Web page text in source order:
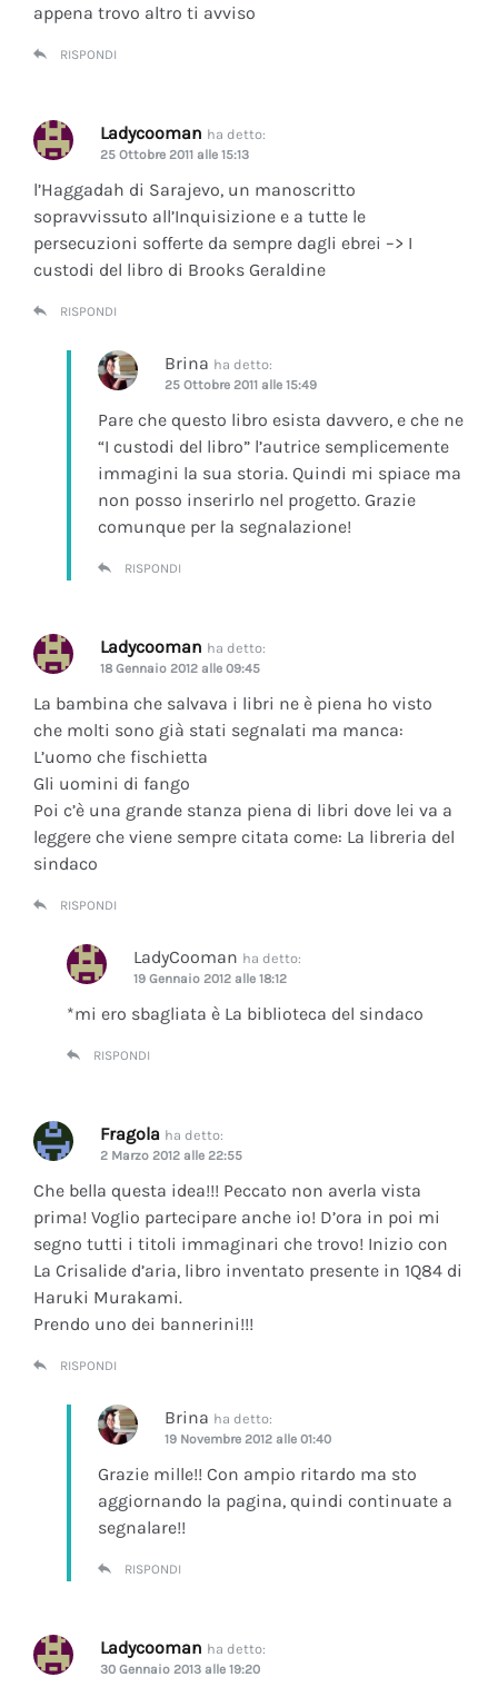
appena trovo altro ti avviso
RISPONDI
Ladycooman ha detto:
25 Ottobre 2011 alle 15:13
l’Haggadah di Sarajevo, un manoscritto
sopravvissuto all’Inquisizione e a tutte le
persecuzioni sofferte da sempre dagli ebrei –> I
custodi del libro di Brooks Geraldine
RISPONDI
Brina ha detto:
25 Ottobre 2011 alle 15:49
Pare che questo libro esista davvero, e che ne
“I custodi del libro” l’autrice semplicemente
immagini la sua storia. Quindi mi spiace ma
non posso inserirlo nel progetto. Grazie
comunque per la segnalazione!
RISPONDI
Ladycooman ha detto:
18 Gennaio 2012 alle 09:45
La bambina che salvava i libri ne è piena ho visto
che molti sono già stati segnalati ma manca:
L’uomo che fischietta
Gli uomini di fango
Poi c’è una grande stanza piena di libri dove lei va a
leggere che viene sempre citata come: La libreria del
sindaco
RISPONDI
LadyCooman ha detto:
19 Gennaio 2012 alle 18:12
*mi ero sbagliata è La biblioteca del sindaco
RISPONDI
Fragola ha detto:
2 Marzo 2012 alle 22:55
Che bella questa idea!!! Peccato non averla vista
prima! Voglio partecipare anche io! D’ora in poi mi
segno tutti i titoli immaginari che trovo! Inizio con
La Crisalide d’aria, libro inventato presente in 1Q84 di
Haruki Murakami.
Prendo uno dei bannerini!!!
RISPONDI
Brina ha detto:
19 Novembre 2012 alle 01:40
Grazie mille!! Con ampio ritardo ma sto
aggiornando la pagina, quindi continuate a
segnalare!!
RISPONDI
Ladycooman ha detto:
30 Gennaio 2013 alle 19:20